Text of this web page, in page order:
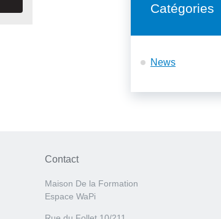
Catégories
News
Contact
Maison De la Formation
Espace WaPi